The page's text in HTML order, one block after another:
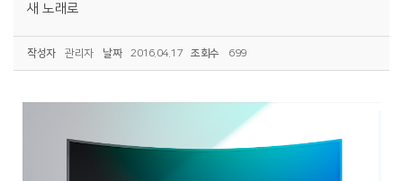
새 노래로
작성자 관리자 날짜 2016.04.17 조회수 699